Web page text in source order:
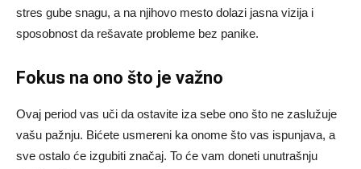
stres gube snagu, a na njihovo mesto dolazi jasna vizija i
sposobnost da rešavate probleme bez panike.
Fokus na ono što je važno
Ovaj period vas uči da ostavite iza sebe ono što ne zaslužuje
vašu pažnju. Bićete usmereni ka onome što vas ispunjava, a
sve ostalo će izgubiti značaj. To će vam doneti unutrašnju